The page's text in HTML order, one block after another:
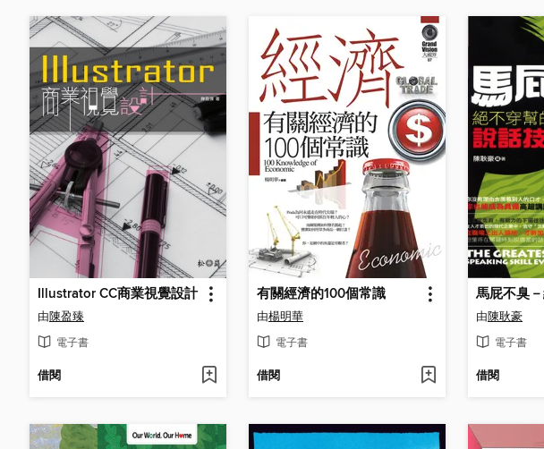
Illustrator CC商業視覺設計
由陳盈臻
電子書
借閱
有關經濟的100個常識
由楊明華
電子書
借閱
由陳耿豪
電子書
借閱